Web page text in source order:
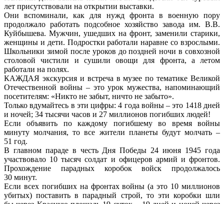
лет присутствовали на открытии выставки.
Они вспоминали, как для нужд фронта в военную пору
продолжало работать подсобное хозяйство завода им. В.В.
Куйбышева. Мужчин, ушедших на фронт, заменили старики,
женщины и дети. Подростки работали наравне со взрослыми.
Школьники зимой после уроков до поздней ночи в совхозной
столовой чистили и сушили овощи для фронта, а летом
работали на полях.
КАЖДАЯ экскурсия и встреча в музее по тематике Великой
Отечественной войны – это урок мужества, напоминающий
посетителям: «Никто не забыт, ничто не забыто».
Только вдумайтесь в эти цифры: 4 года войны – это 1418 дней
и ночей; 34 тысячи часов и 27 миллионов погибших людей!
Если объявить по каждому погибшему во время войны
минуту молчания, то все жители планеты будут молчать –
51 год.
В главном параде в честь Дня Победы 24 июня 1945 года
участвовало 10 тысяч солдат и офицеров армий и фронтов.
Прохождение парадных коробок войск продолжалось
30 минут.
Если всех погибших на фронтах войны (а это 10 миллионов
убитых) поставить в парадный строй, то эти коробки шли